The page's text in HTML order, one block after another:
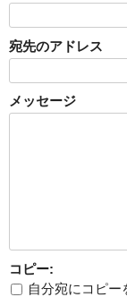
宛先のアドレス
メッセージ
コピー:
自分宛にコピー